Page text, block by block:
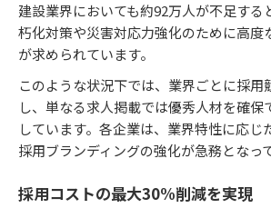
建設業界においても約92万人が不足する
朽化対策や災害対応力強化のために高度
が求められています。
このような状況下では、業界ごとに採用
し、単なる求人掲載では優秀人材を確保
しています。各企業は、業界特性に応じ
採用ブランディングの強化が急務となっ
採用コストの最大30%削減を実現